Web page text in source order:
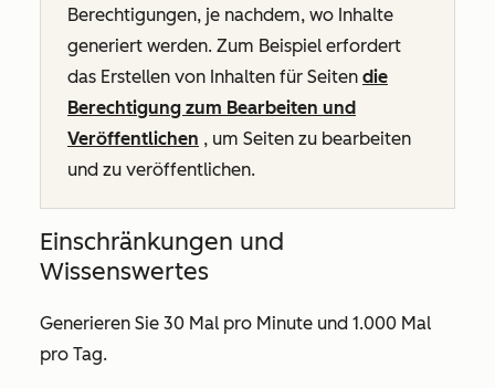
Berechtigungen, je nachdem, wo Inhalte
generiert werden. Zum Beispiel erfordert
das Erstellen von Inhalten für Seiten die
Berechtigung zum Bearbeiten und
Veröffentlichen , um Seiten zu bearbeiten
und zu veröffentlichen.
Einschränkungen und
Wissenswertes
Generieren Sie 30 Mal pro Minute und 1.000 Mal
pro Tag.